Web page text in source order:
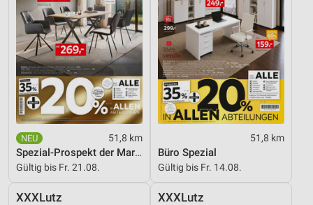
51,8 km
Spezial-Prospekt der Marken
Gültig bis Fr. 21.08.
51,8 km
Büro Spezial
Gültig bis Fr. 14.08.
XXXLutz XXXLutz